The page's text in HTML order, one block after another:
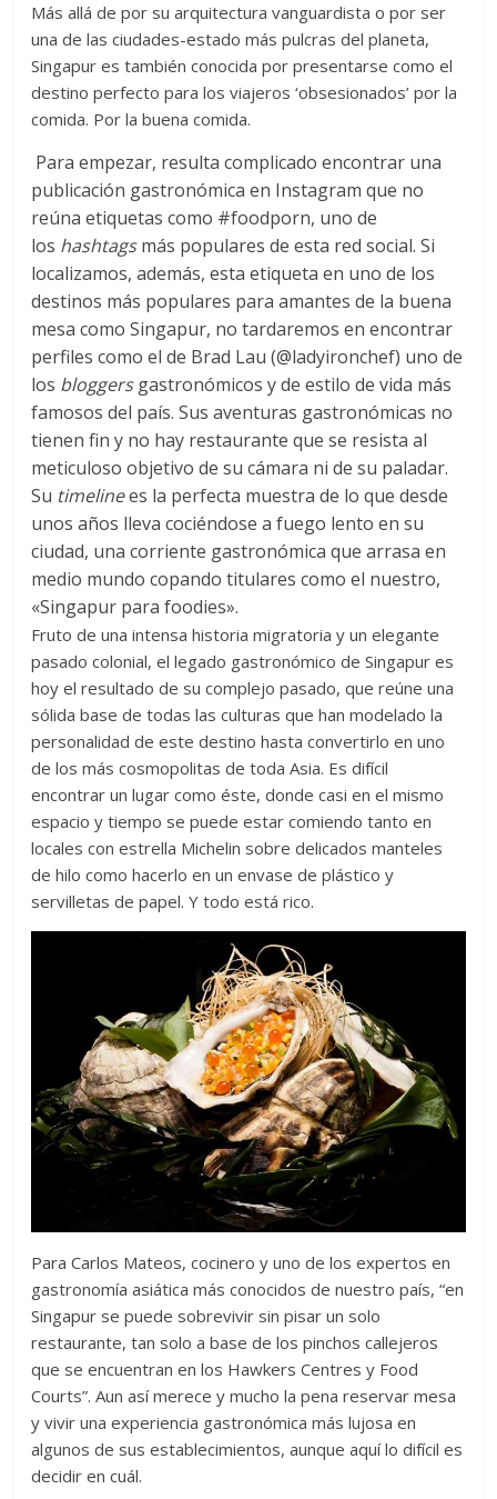
Más allá de por su arquitectura vanguardista o por ser
una de las ciudades-estado más pulcras del planeta,
Singapur es también conocida por presentarse como el
destino perfecto para los viajeros ‘obsesionados’ por la
comida. Por la buena comida.
Para empezar, resulta complicado encontrar una
publicación gastronómica en Instagram que no
reúna etiquetas como #foodporn, uno de
los hashtagsmás populares de esta red social. Si
localizamos, además, esta etiqueta en uno de los
destinos más populares para amantes de la buena
mesa como Singapur, no tardaremos en encontrar
perfiles como el de Brad Lau (@ladyironchef) uno de
los bloggersgastronómicos y de estilo de vida más
famosos del país. Sus aventuras gastronómicas no
tienen fin y no hay restaurante que se resista al
meticuloso objetivo de su cámara ni de su paladar.
Su timelinees la perfecta muestra de lo que desde
unos años lleva cociéndose a fuego lento en su
ciudad, una corriente gastronómica que arrasa en
medio mundo copando titulares como el nuestro,
«Singapur para foodies».
Fruto de una intensa historia migratoria y un elegante
pasado colonial, el legado gastronómico de Singapur es
hoy el resultado de su complejo pasado, que reúne una
sólida base de todas las culturas que han modelado la
personalidad de este destino hasta convertirlo en uno
de los más cosmopolitas de toda Asia. Es difícil
encontrar un lugar como éste, donde casi en el mismo
espacio y tiempo se puede estar comiendo tanto en
locales con estrella Michelin sobre delicados manteles
de hilo como hacerlo en un envase de plástico y
servilletas de papel. Y todo está rico.
Para Carlos Mateos, cocinero y uno de los expertos en
gastronomía asiática más conocidos de nuestro país, “en
Singapur se puede sobrevivir sin pisar un solo
restaurante, tan solo a base de los pinchos callejeros
que se encuentran en los Hawkers Centres y Food
Courts”. Aun así merece y mucho la pena reservar mesa
y vivir una experiencia gastronómica más lujosa en
algunos de sus establecimientos, aunque aquí lo difícil es
decidir en cuál.